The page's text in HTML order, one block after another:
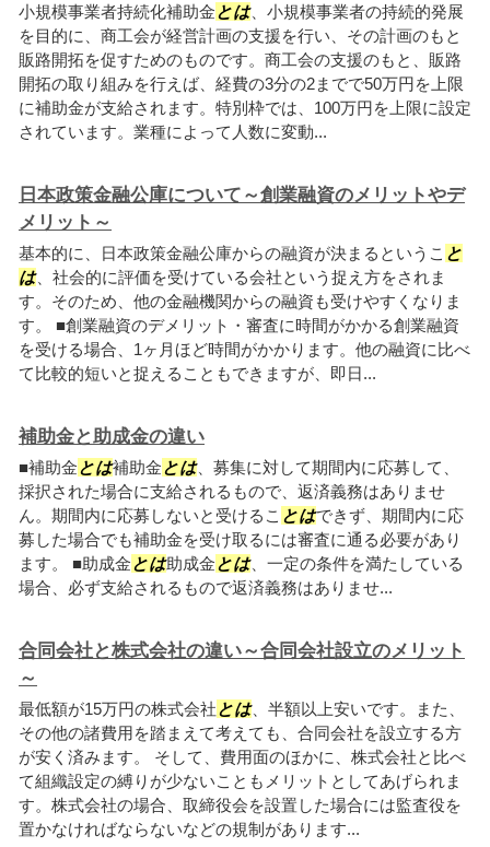
小規模事業者持続化補助金 とは、小規模事業者の持続的発展
を目的に、商工会が経営計画の支援を行い、その計画のもと
販路開拓を促すためのものです。商工会の支援のもと、販路
開拓の取り組みを行えば、経費の3分の2までで50万円を上限
に補助金が支給されます。特別枠では、100万円を上限に設定
されています。業種によって人数に変動...
日本政策金融公庫について～創業融資のメリットやデ
メリット～
基本的に、日本政策金融公庫からの融資が決まるというこ と
は、社会的に評価を受けている会社という捉え方をされま
す。そのため、他の金融機関からの融資も受けやすくなりま
す。 ■創業融資のデメリット・審査に時間がかかる創業融資
を受ける場合、1ヶ月ほど時間がかかります。他の融資に比べ
て比較的短いと捉えることもできますが、即日...
補助金と助成金の違い
■補助金 とは補助金 とは、募集に対して期間内に応募して、
採択された場合に支給されるもので、返済義務はありませ
ん。期間内に応募しないと受けるこ とはできず、期間内に応
募した場合でも補助金を受け取るには審査に通る必要があり
ます。 ■助成金 とは助成金 とは、一定の条件を満たしている
場合、必ず支給されるもので返済義務はありませ...
合同会社と株式会社の違い～合同会社設立のメリット
～
最低額が15万円の株式会社 とは、半額以上安いです。また、
その他の諸費用を踏まえて考えても、合同会社を設立する方
が安く済みます。 そして、費用面のほかに、株式会社と比べ
て組織設定の縛りが少ないこともメリットとしてあげられま
す。株式会社の場合、取締役会を設置した場合には監査役を
置かなければならないなどの規制があります...